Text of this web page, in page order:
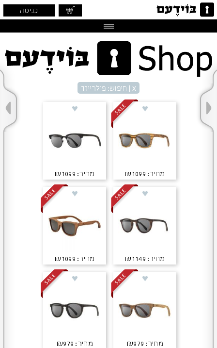
כניסה
x | חיפוש: פולרייזד
מחיר: ₪1099 מחיר: ₪1099
מחיר: ₪1149 מחיר: ₪1099
מחיר: ₪979 מחיר: ₪979